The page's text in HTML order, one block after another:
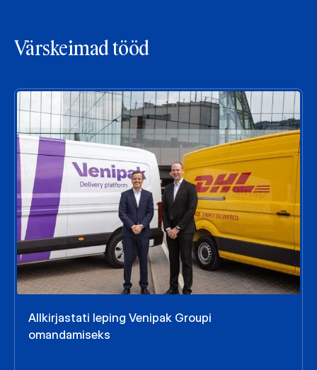
Värskeimad tööd
Allkirjastati leping Venipak Groupi
omandamiseks